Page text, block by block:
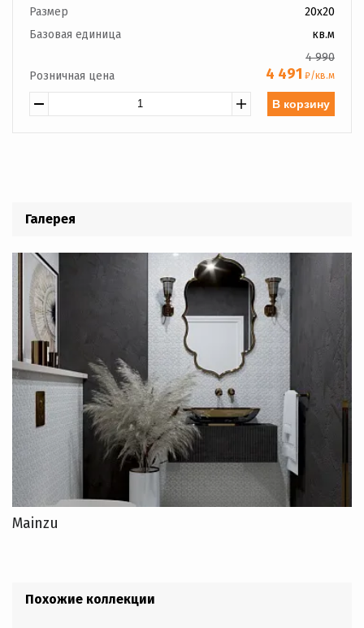
Размер
20x20
Базовая единица
кв.м
Розничная цена
4 990
4 491 ₽/кв.м
В корзину
Галерея
Mainzu
Похожие коллекции